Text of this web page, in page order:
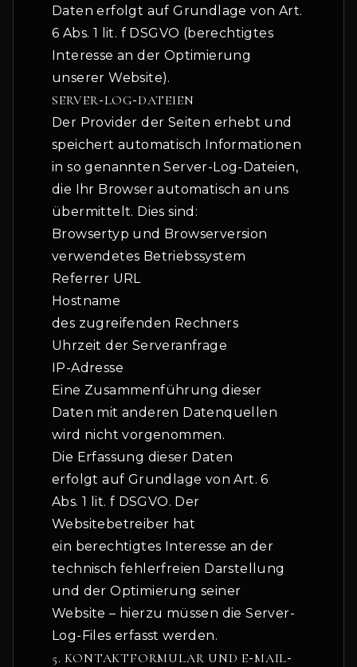
Daten erfolgt auf Grundlage von Art.
6 Abs. 1 lit. f DSGVO (berechtigtes
Interesse an der Optimierung
unserer Website).
SERVER-LOG-DATEIEN
Der Provider der Seiten erhebt und
speichert automatisch Informationen
in so genannten Server-Log-Dateien,
die Ihr Browser automatisch an uns
übermittelt. Dies sind:
Browsertyp und Browserversion
verwendetes Betriebssystem
Referrer URL
Hostname
des zugreifenden Rechners
Uhrzeit der Serveranfrage
IP-Adresse
Eine Zusammenführung dieser
Daten mit anderen Datenquellen
wird nicht vorgenommen.
Die Erfassung dieser Daten
erfolgt auf Grundlage von Art. 6
Abs. 1 lit. f DSGVO. Der
Websitebetreiber hat
ein berechtigtes Interesse an der
technisch fehlerfreien Darstellung
und der Optimierung seiner
Website – hierzu müssen die Server-
Log-Files erfasst werden.
5. KONTAKTFORMULAR UND E-MAIL-